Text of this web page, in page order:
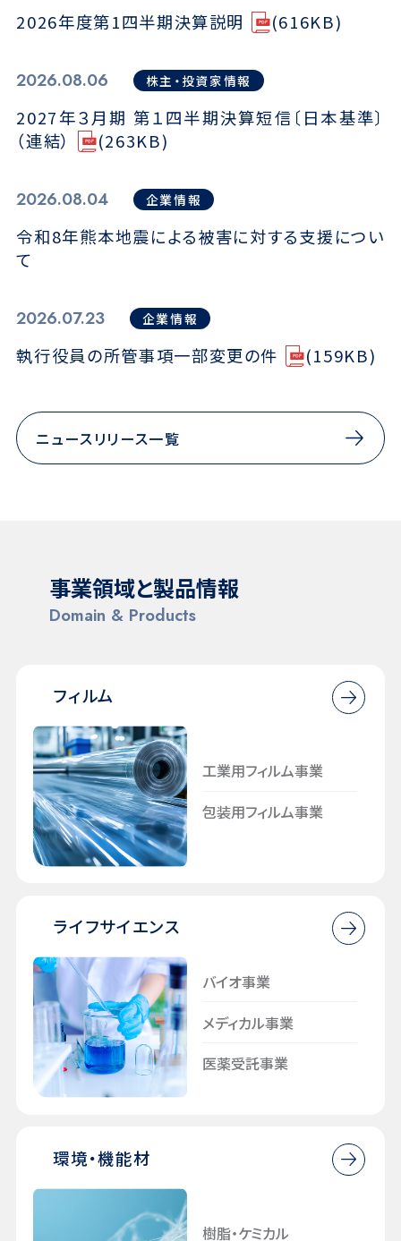
2026年度第1四半期決算説明 (616KB)
2026.08.06 株主・投資家情報
2027年３月期 第１四半期決算短信〔日本基準〕
（連結）
(263KB)
2026.08.04 企業情報
令和8年熊本地震による被害に対する支援につい
て
2026.07.23 企業情報
執行役員の所管事項一部変更の件 (159KB)
ニュースリリース一覧
事業領域と製品情報
Domain & Products
⁩フィルム
工業用フィルム事業
包装用フィルム事業
⁩ライフサイエンス
バイオ事業
メディカル事業
医薬受託事業
⁩環境・機能材
樹脂・ケミカル